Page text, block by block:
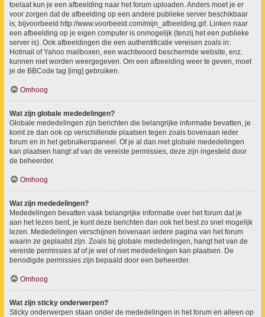
toelaat kun je een afbeelding naar het forum uploaden. Anders moet je er
voor zorgen dat de afbeelding op een andere publieke server beschikbaar
is, bijvoorbeeld http://www.voorbeeld.com/mijn_afbeelding.gif. Linken naar
een afbeelding op je eigen computer is onmogelijk (tenzij het een publieke
server is). Ook afbeeldingen die een authentificatie vereisen zoals in:
Hotmail of Yahoo mailboxen, een wachtwoord beschermde website, enz.
kunnen niet worden weergegeven. Om een afbeelding weer te geven, moet
je de BBCode tag [img] gebruiken.
Omhoog
Wat zijn globale mededelingen?
Globale mededelingen zijn berichten die belangrijke informatie bevatten, je
komt ze dan ook op verschillende plaatsen tegen zoals bovenaan ieder
forum en in het gebruikerspaneel. Of je al dan niet globale mededelingen
kan plaatsen hangt af van de vereiste permissies, deze zijn ingesteld door
de beheerder.
Omhoog
Wat zijn mededelingen?
Mededelingen bevatten vaak belangrijke informatie over het forum dat je
aan het lezen bent, je kunt deze berichten dan ook het best zo snel mogelijk
lezen. Mededelingen verschijnen bovenaan iedere pagina van het forum
waarin ze geplaatst zijn. Zoals bij globale mededelingen, hangt het van de
vereiste permissies af of je wel of niet mededelingen kan plaatsen. De
benodigde permissies zijn bepaald door een beheerder.
Omhoog
Wat zijn sticky onderwerpen?
Sticky onderwerpen staan onder de mededelingen in het forum en alleen op